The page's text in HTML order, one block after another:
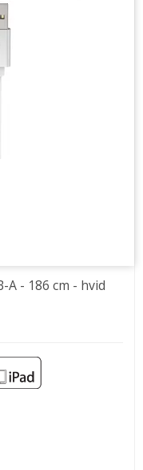
A - 186 cm - hvid